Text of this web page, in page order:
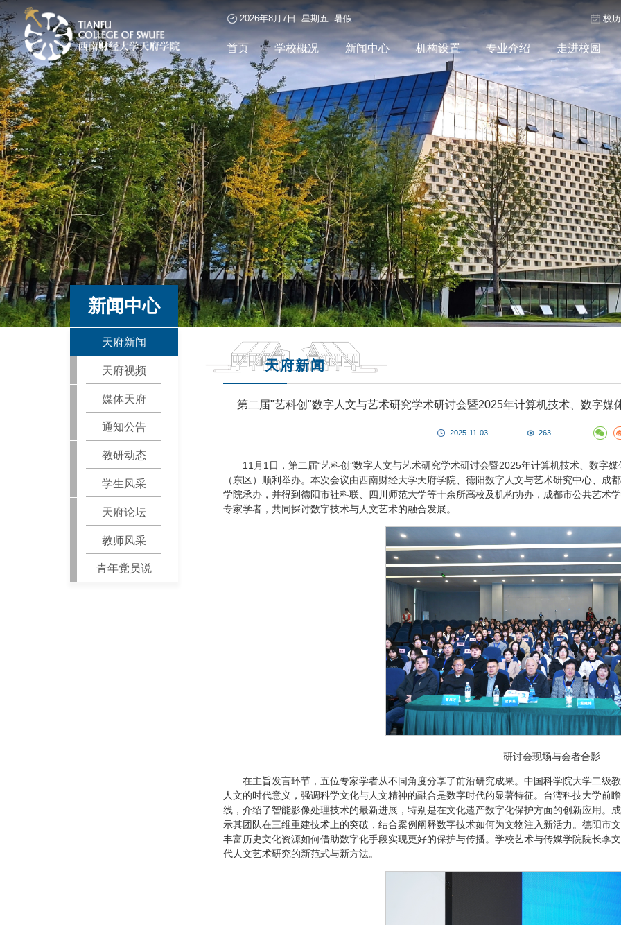
2026年8月7日 星期五 暑假 校历
首页 学校概况 新闻中心 机构设置 专业介绍 走进校园
新闻中心
天府新闻
天府视频
媒体天府
通知公告
教研动态
学生风采
天府论坛
教师风采
青年党员说
天府新闻
第二届"艺科创"数字人文与艺术研究学术研讨会暨2025年计算机技术、数字
2025-11-03 263
11月1日，第二届“艺科创”数字人文与艺术研究学术研讨会暨2025年计算机技术、数字
（东区）顺利举办。本次会议由西南财经大学天府学院、德阳数字人文与艺术研究中心、成
学院承办，并得到德阳市社科联、四川师范大学等十余所高校及机构协办，成都市公共艺术
专家学者，共同探讨数字技术与人文艺术的融合发展。
研讨会现场与会者合影
在主旨发言环节，五位专家学者从不同角度分享了前沿研究成果。中国科学院大学二级
人文的时代意义，强调科学文化与人文精神的融合是数字时代的显著特征。台湾科技大学前
线，介绍了智能影像处理技术的最新进展，特别是在文化遗产数字化保护方面的创新应用。
示其团队在三维重建技术上的突破，结合案例阐释数字技术如何为文物注入新活力。德阳市
丰富历史文化资源如何借助数字化手段实现更好的保护与传播。学校艺术与传媒学院院长李
代人文艺术研究的新范式与新方法。